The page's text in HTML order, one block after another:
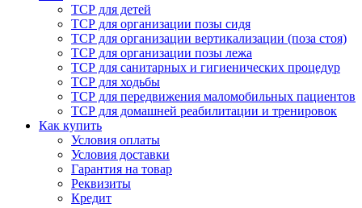
ТСР для детей
ТСР для организации позы сидя
ТСР для организации вертикализации (поза стоя)
ТСР для организации позы лежа
ТСР для санитарных и гигиенических процедур
ТСР для ходьбы
ТСР для передвижения маломобильных пациентов
ТСР для домашней реабилитации и тренировок
Как купить
Условия оплаты
Условия доставки
Гарантия на товар
Реквизиты
Кредит